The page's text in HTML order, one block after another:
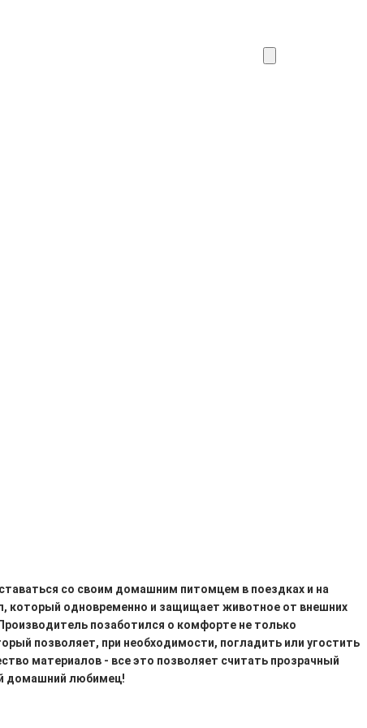
со своим домашним питомцем в поездках и на
, который одновременно и защищает животное от внешних
позаботился о комфорте не только
позволяет, при необходимости, погладить или угостить
материалов - все это позволяет считать прозрачный
домашний любимец!